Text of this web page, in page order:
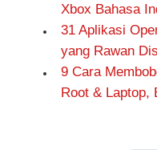
Xbox Bahasa
31 Aplikasi
yang Rawan
9 Cara
Root & Laptop,